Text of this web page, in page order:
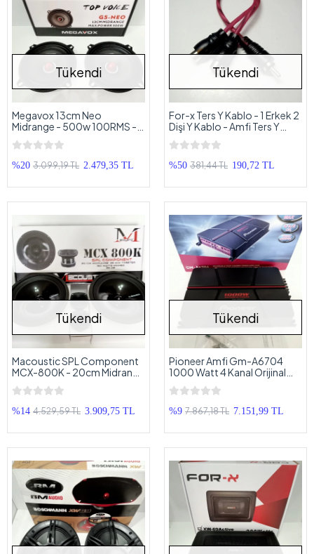
Tükendi
Megavox 13cm Neo
Midrange - 500w 100RMS -
Neo Mıknatıs - Kurşun Göbek
%20 3.099,19 TL 2.479,35 TL
Tükendi
For-x Ters Y Kablo - 1 Erkek 2
Dişi Y Kablo - Amfi Ters Y
Kablo - 1 Adet
%50 381,44 TL 190,72 TL
Tükendi
Macoustic SPL Component
MCX-800K - 20cm Midrange
+ 8cm Tweeter
%14 4.529,59 TL 3.909,75 TL
Tükendi
Pioneer Amfi Gm-A6704
1000 Watt 4 Kanal Orijinal
Oto Anfi
%9 7.867,18 TL 7.151,99 TL